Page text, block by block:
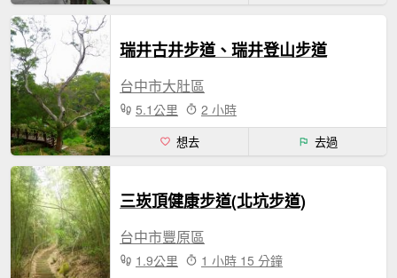
瑞井古井步道、瑞井登山步道
台中市大肚區
5.1公里 2 小時
想去 去過
三崁頂健康步道(北坑步道)
台中市豐原區
1.9公里 1 小時 15 分鐘